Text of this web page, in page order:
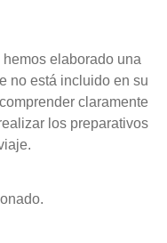
elaborado una
no está incluido en su
claramente
los preparativos